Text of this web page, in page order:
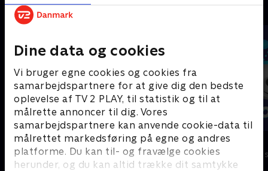
Dine data og cookies
Vi bruger egne cookies og cookies fra
samarbejdspartnere for at give dig den bedste
oplevelse af TV 2 PLAY, til statistik og til at
målrette annoncer til dig. Vores
samarbejdspartnere kan anvende cookie-data til
målrettet markedsføring på egne og andres
platforme. Du kan til- og fravælge cookies
herunder, og du kan altid trække dit samtykke
Andre så også
Vicke Viking
Børneserier • 1 sæsoner
Olly & Lea
Børneserier • 1